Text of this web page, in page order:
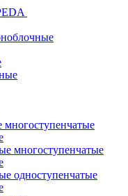
многоступенчатые
многоступенчатые
одноступенчатые